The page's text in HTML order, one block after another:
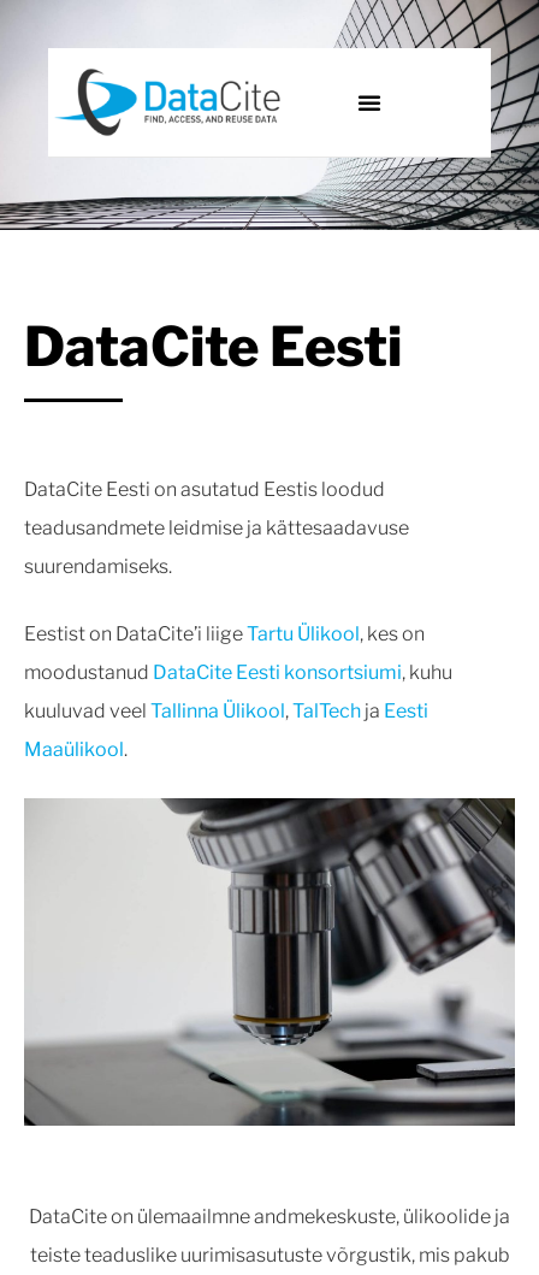
DataCite Eesti
DataCite Eesti on asutatud Eestis loodud
teadusandmete leidmise ja kättesaadavuse
suurendamiseks.
Eestist on DataCite’i liigeTartu Ülikool, kes on
moodustanud DataCite Eesti konsortsiumi, kuhu
kuuluvad veel Tallinna Ülikool,TalTech ja Eesti
Maaülikool.
DataCite on ülemaailmne andmekeskuste, ülikoolide ja
teiste teaduslike uurimisasutuste võrgustik, mis pakub